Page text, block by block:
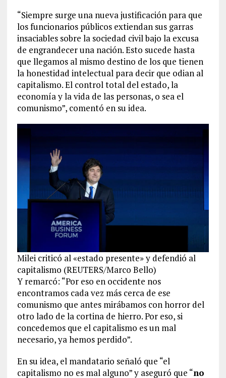
“Siempre surge una nueva justificación para que
los funcionarios públicos extiendan sus garras
insaciables sobre la sociedad civil bajo la excusa
de engrandecer una nación. Esto sucede hasta
que llegamos al mismo destino de los que tienen
la honestidad intelectual para decir que odian al
capitalismo. El control total del estado, la
economía y la vida de las personas, o sea el
comunismo”, comentó en su idea.
Milei criticó al «estado presente» y defendió al
capitalismo (REUTERS/Marco Bello)
Y remarcó: “Por eso en occidente nos
encontramos cada vez más cerca de ese
comunismo que antes mirábamos con horror del
otro lado de la cortina de hierro. Por eso, si
concedemos que el capitalismo es un mal
necesario, ya hemos perdido”.
En su idea, el mandatario señaló que “el
capitalismo no es mal alguno” y aseguró que “no